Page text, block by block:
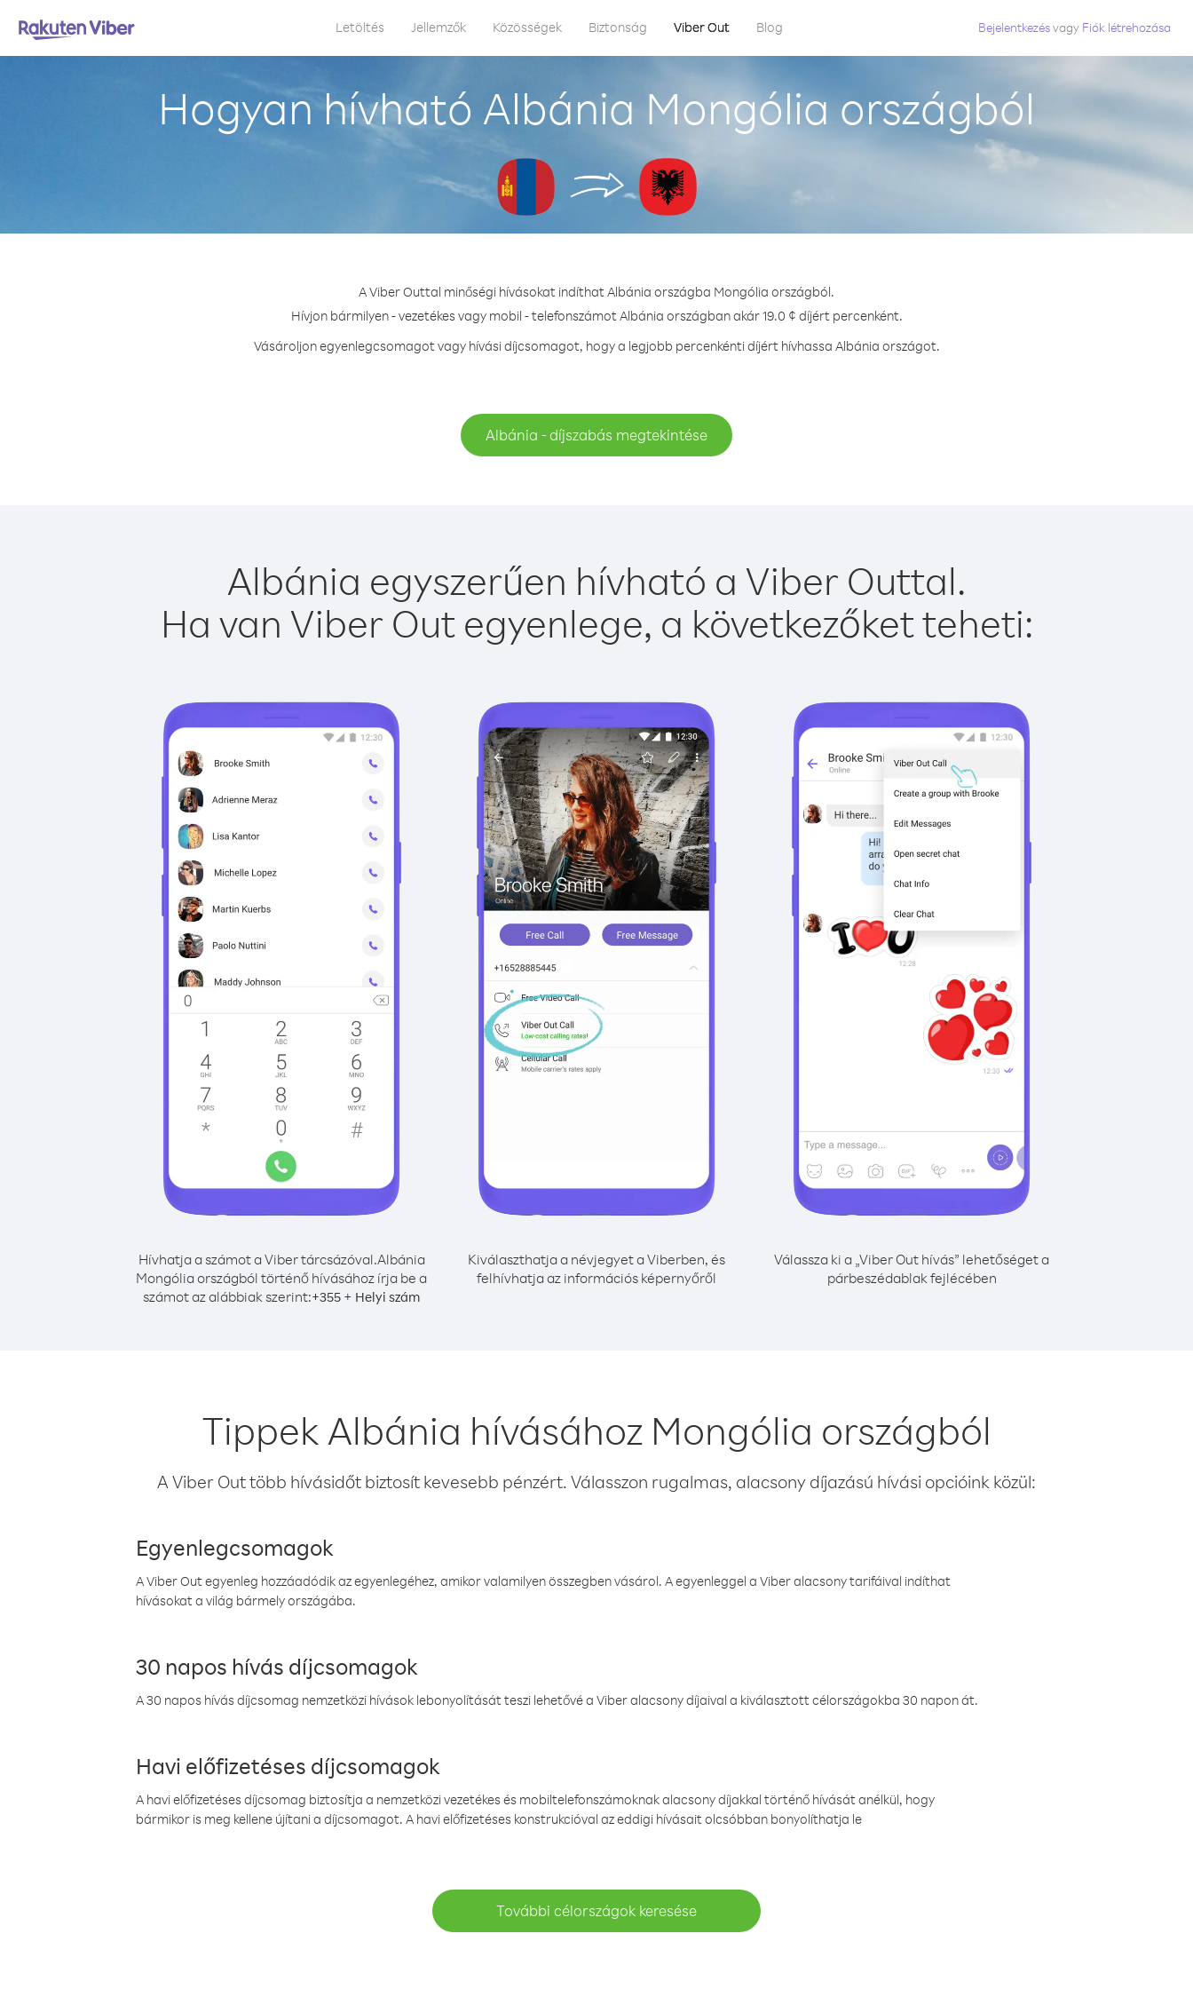
Letöltés Jellemzők Közösségek Biztonság Viber Out Blog Bejelentkezésvagy Fiók létrehozása
Hogyan hívható Albánia Mongólia országból
A Viber Outtal minőségi hívásokat indíthat Albánia országba Mongólia országból.
Hívjon bármilyen - vezetékes vagy mobil - telefonszámot Albánia országban akár 19.0 ¢ díjért percenként.
Vásároljon egyenlegcsomagot vagy hívási díjcsomagot, hogy a legjobb percenkénti díjért hívhassa Albánia országot.
Albánia - díjszabás megtekintése
Albánia egyszerűen hívható a Viber Outtal.
Ha van Viber Out egyenlege, a következőket teheti:
Hívhatja a számot a Viber tárcsázóval.Albánia
Mongólia országból történő hívásához írja be a
számot az alábbiak szerint:+355 + Helyi szám
Kiválaszthatja a névjegyet a Viberben, és
felhívhatja az információs képernyőről
Válassza ki a „Viber Out hívás” lehetőséget a
párbeszédablak fejlécében
Tippek Albánia hívásához Mongólia országból
A Viber Out több hívásidőt biztosít kevesebb pénzért. Válasszon rugalmas, alacsony díjazású hívási opcióink közül:
Egyenlegcsomagok
A Viber Out egyenleg hozzáadódik az egyenlegéhez, amikor valamilyen összegben vásárol. A egyenleggel a Viber alacsony tarifáival indíthat
hívásokat a világ bármely országába.
30 napos hívás díjcsomagok
A 30 napos hívás díjcsomag nemzetközi hívások lebonyolítását teszi lehetővé a Viber alacsony díjaival a kiválasztott célországokba 30 napon át.
Havi előfizetéses díjcsomagok
A havi előfizetéses díjcsomag biztosítja a nemzetközi vezetékes és mobiltelefonszámoknak alacsony díjakkal történő hívását anélkül, hogy
bármikor is meg kellene újítani a díjcsomagot. A havi előfizetéses konstrukcióval az eddigi hívásait olcsóbban bonyolíthatja le
További célországok keresése